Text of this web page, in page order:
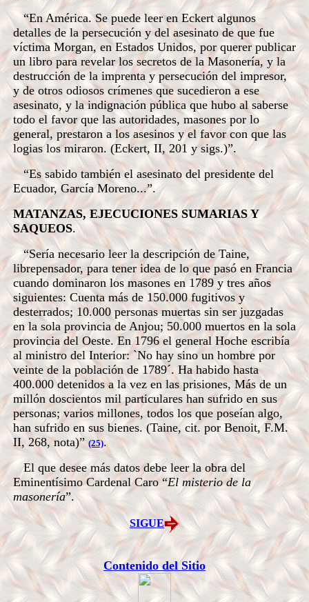
“En América. Se puede leer en Eckert algunos
detalles de la persecución y del asesinato de que fue
víctima Morgan, en Estados Unidos, por querer publicar
un libro para revelar los secretos de la Masonería, y la
destrucción de la imprenta y persecución del impresor,
y de otros odiosos crímenes que sucedieron a ese
asesinato, y la indignación pública que hubo al saberse
todo el favor que las autoridades, masones por lo
general, prestaron a los asesinos y el favor con que las
logias los miraron. (Eckert, II, 201 y sigs.)”.
“Es sabido también el asesinato del presidente del
Ecuador, García Moreno...”.
MATANZAS, EJECUCIONES SUMARIAS Y
SAQUEOS.
“Sería necesario leer la descripción de Taine,
librepensador, para tener idea de lo que pasó en Francia
cuando dominaron los masones en 1789 y tres años
siguientes: Cuenta más de 150.000 fugitivos y
desterrados; 10.000 personas muertas sin ser juzgadas
en la sola provincia de Anjou; 50.000 muertos en la sola
provincia del Oeste. En 1796 el general Hoche escribía
al ministro del Interior: `No hay sino un hombre por
veinte de la población de 1789´. Ha habido hasta
400.000 detenidos a la vez en las prisiones, Más de un
millón doscientos mil particulares han sufrido en sus
personas; varios millones, todos los que poseían algo,
han sufrido en sus bienes. (Taine, cit. por Benoit, F.M.
II, 268, nota)”(25).
El que desee más datos debe leer la obra del
Eminentísimo Cardenal Caro “El misterio de la
masonería”.
SIGUE
Contenido del Sitio